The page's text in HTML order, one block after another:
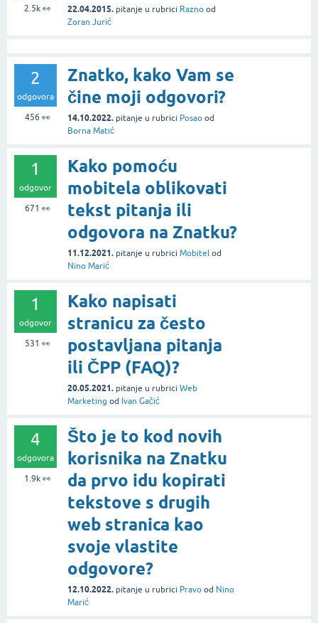
2.5k👀 22.04.2015. pitanje u rubrici Razno od
Zoran Jurić
2
odgovora
456 👀
Znatko, kako Vam se
čine moji odgovori?
14.10.2022. pitanje u rubrici Posao od
Borna Matić
1
odgovor
671 👀
Kako pomoću
mobitela oblikovati
tekst pitanja ili
odgovora na Znatku?
11.12.2021. pitanje u rubrici Mobitel od
Nino Marić
1
odgovor
531 👀
Kako napisati
stranicu za često
postavljana pitanja
ili ČPP (FAQ)?
20.05.2021. pitanje u rubrici Web
Marketing od Ivan Gačić
4
odgovora
1.9k👀
Što je to kod novih
korisnika na Znatku
da prvo idu kopirati
tekstove s drugih
web stranica kao
svoje vlastite
odgovore?
12.10.2022. pitanje u rubrici Pravo od Nino
Marić